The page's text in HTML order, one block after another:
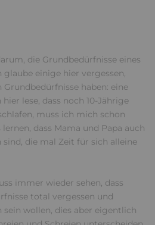
die Grundbedürfnisse eines
glaube einige hier vergessen,
Grundbedürfnisse haben: eine
lese, dass noch 10-Jährige
muss ich mich schon
dass Mama und Papa auch
die mal Zeit für sich alleine
immer wieder sehen, dass
total vergessen und
wollen, dies aber eigentlich